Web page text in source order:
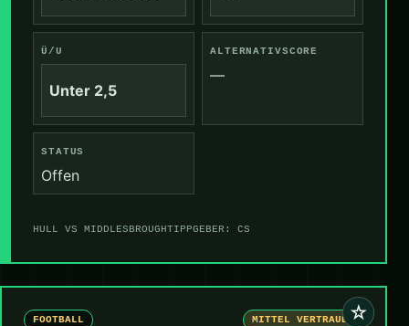
Ü/U
Unter 2,5
ALTERNATIVSCORE
—
STATUS
Offen
HULL VS MIDDLESBROUGHTIPPGEBER: CS
☆
FOOTBALL MITTEL VERTRAUEN